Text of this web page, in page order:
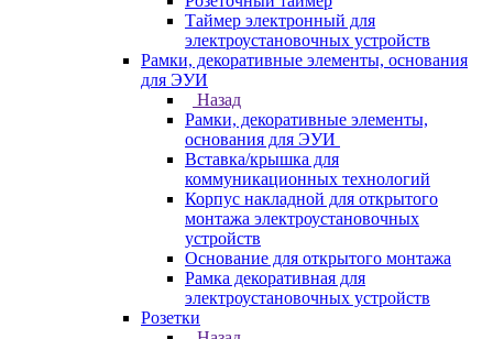
Таймер электронный для
электроустановочных устройств
Рамки, декоративные элементы, основания
для ЭУИ
Назад
Рамки, декоративные элементы,
основания для ЭУИ
Вставка/крышка для
коммуникационных технологий
Корпус накладной для открытого
монтажа электроустановочных
устройств
Основание для открытого монтажа
Рамка декоративная для
электроустановочных устройств
Розетки